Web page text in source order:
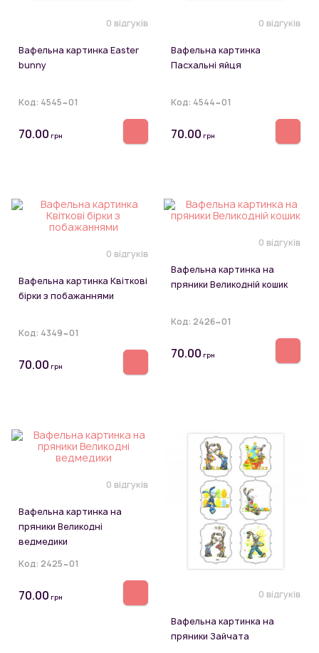
0 відгуків
Вафельна картинка Easter
bunny
Код: 4545~01
70.00 грн
0 відгуків
Вафельна картинка
Пасхальні яйця
Код: 4544~01
70.00 грн
0 відгуків
Вафельна картинка Квіткові
бірки з побажаннями
Код: 4349~01
70.00 грн
0 відгуків
Вафельна картинка на
пряники Великодній кошик
Код: 2426~01
70.00 грн
0 відгуків
Вафельна картинка на
пряники Великодні
ведмедики
Код: 2425~01
70.00 грн 0 відгуків
Вафельна картинка на
пряники Зайчата